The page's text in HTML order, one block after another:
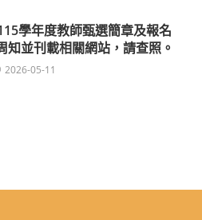
學年度教師甄選簡章及報名
知並刊載相關網站，請查照。
2026-05-11